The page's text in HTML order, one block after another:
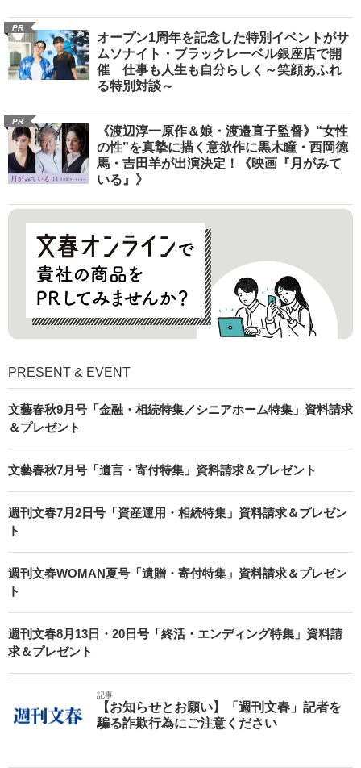
PR
オープン1周年を記念した特別イベントがサ
ムソナイト・ブラックレーベル銀座店で開
催 仕事も人生も自分らしく～笑顔あふれ
る特別対談～
PR
《渡辺淳一原作＆娘・渡邉直子監督》“女性
の性”を真摯に描く意欲作に黒木瞳・西岡德
馬・吉田羊が出演決定！《映画『月がみて
いる』》
PRESENT & EVENT
文藝春秋9月号「金融・相続特集／シニアホーム特集」資料請求
＆プレゼント
文藝春秋7月号「遺言・寄付特集」資料請求＆プレゼント
週刊文春7月2日号「資産運用・相続特集」資料請求＆プレゼン
ト
週刊文春WOMAN夏号「遺贈・寄付特集」資料請求＆プレゼン
ト
週刊文春8月13日・20日号「終活・エンディング特集」資料請
求＆プレゼント
記事
【お知らせとお願い】「週刊文春」記者を
騙る詐欺行為にご注意ください